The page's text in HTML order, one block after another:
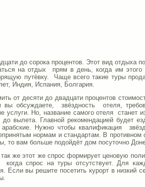
до сорока процентов. Этот вид отдыха
на отдых прям в день, когда им этого
путёвку. Чаще всего такие туры
Индия, Испания, Болгария.
от десяти до двадцати процентов
обсуждаете, звёздность отеля,
услуги. Но, название самого отеля станет
вылета. Главной рекомендацией будет
Нужно чтобы квалификация
нормам и стандартам. В противном
то вам больше подойдёт дом посуточно
же этот же спрос формирует ценовую
спрос на туры отсутствует. Для
Если вы решите посетить курорт в низкий